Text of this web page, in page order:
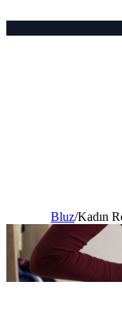
Bluz/Kadın